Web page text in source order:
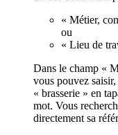
« Métier,
ou
« Lieu de
Dans le champ «
vous pouvez
« brasserie » en
mot. Vous
directement sa